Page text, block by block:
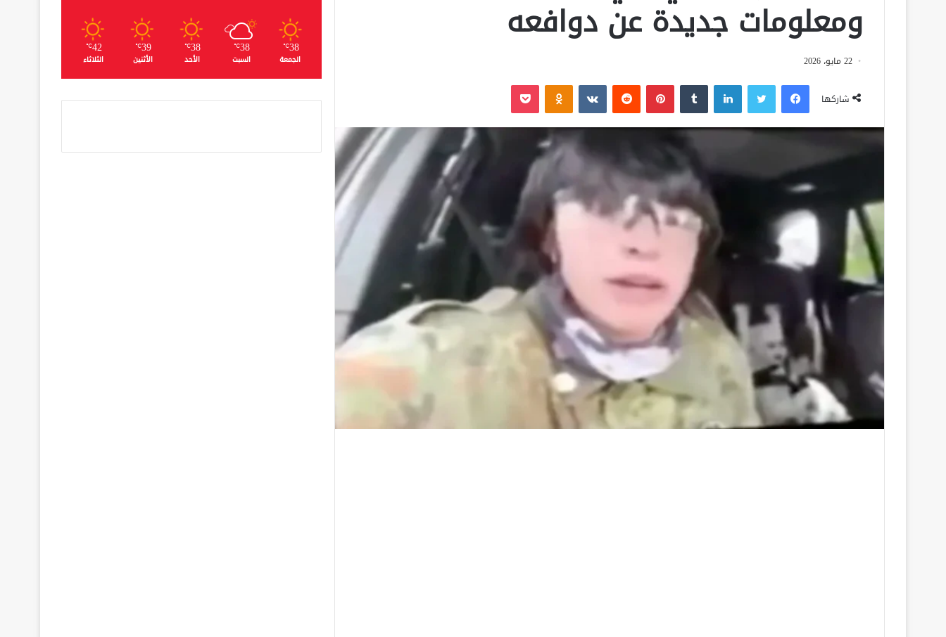
ومعلومات جديدة عن دوافعه
22 مايو، 2026
شاركها
فيسبوك لينكدإن بينتيريست
38
℃
الجمعة
38
℃
السبت
38
℃
الأحد
39
℃
الأثنين
42
℃
الثلاثاء